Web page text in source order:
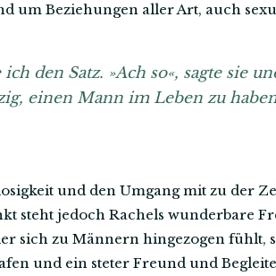
um Beziehungen aller Art, auch
den Satz. »Ach so«, sagte sie
einen Mann im Leben zu
und den Umgang mit zu der
steht jedoch Rachels wunderbare
sich zu Männern hingezogen
und ein steter Freund und